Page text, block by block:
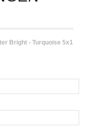
Bright - Turquoise 5x1